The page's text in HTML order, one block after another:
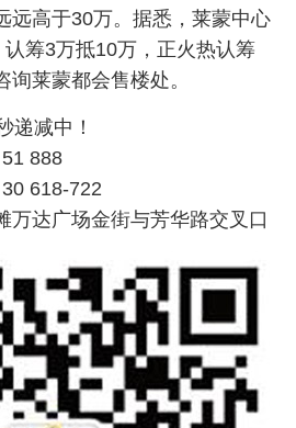
远高于30万。据悉，莱蒙中心
筹3万抵10万，正火热认筹
莱蒙都会售楼处。
递减中！
888
618-722
万达广场金街与芳华路交叉口